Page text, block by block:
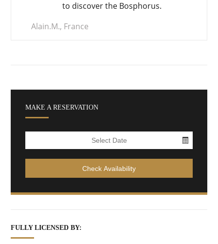
to discover the Bosphorus.
Alain.M., France
MAKE A RESERVATION
FULLY LICENSED BY: